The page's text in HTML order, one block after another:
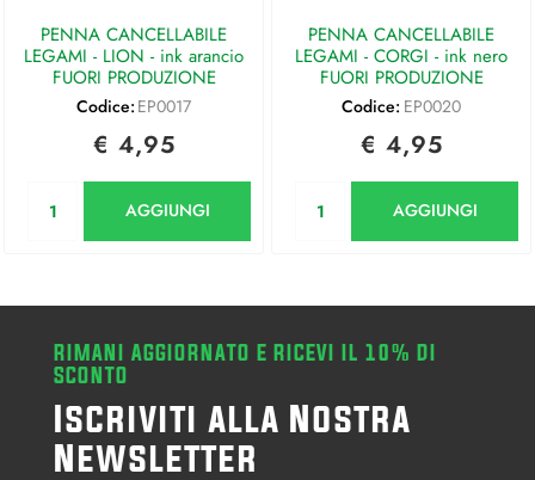
PENNA CANCELLABILE
LEGAMI - LION - ink arancio
FUORI PRODUZIONE
Codice: EP0017
€ 4,95
AGGIUNGI
PENNA CANCELLABILE
LEGAMI - CORGI - ink nero
FUORI PRODUZIONE
Codice: EP0020
€ 4,95
AGGIUNGI
RIMANI AGGIORNATO E RICEVI IL 10% DI
SCONTO
Iscriviti alla Nostra
Newsletter